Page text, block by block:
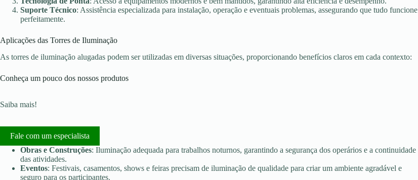
Suporte Técnico: Assistência especializada para instalação, operação e eventuais problemas, assegurando que tudo funcione
perfeitamente.
Aplicações das Torres de Iluminação
As torres de iluminação alugadas podem ser utilizadas em diversas situações, proporcionando benefícios claros em cada contexto:
Conheça um pouco dos nossos produtos
Saiba mais!
Fale com um especialista
Obras e Construções: Iluminação adequada para trabalhos noturnos, garantindo a segurança dos operários e a continuidade
das atividades.
Eventos: Festivais, casamentos, shows e feiras precisam de iluminação de qualidade para criar um ambiente agradável e
seguro para os participantes.